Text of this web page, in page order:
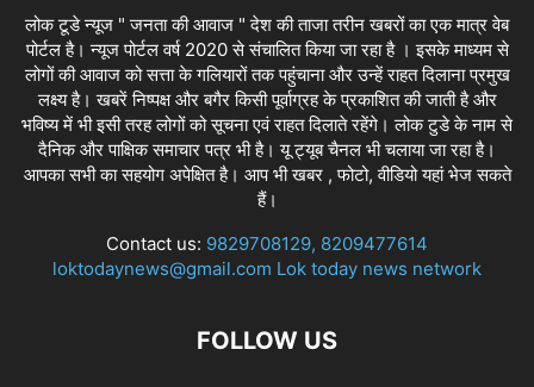
लोक टूडे न्यूज " जनता की आवाज " देश की ताजा तरीन खबरों का एक मात्र वेब
पोर्टल है। न्यूज पोर्टल वर्ष 2020 से संचालित किया जा रहा है । इसके माध्यम से
लोगों की आवाज को सत्ता के गलियारों तक पहुंचाना और उन्हें राहत दिलाना प्रमुख
लक्ष्य है। खबरें निष्पक्ष और बगैर किसी पूर्वाग्रह के प्रकाशित की जाती है और
भविष्य में भी इसी तरह लोगों को सूचना एवं राहत दिलाते रहेंगे। लोक टुडे के नाम से
दैनिक और पाक्षिक समाचार पत्र भी है। यू ट्यूब चैनल भी चलाया जा रहा है।
आपका सभी का सहयोग अपेक्षित है। आप भी खबर , फोटो, वीडियो यहां भेज सकते
हैं।
Contact us: 9829708129, 8209477614
loktodaynews@gmail.com Lok today news network
FOLLOW US